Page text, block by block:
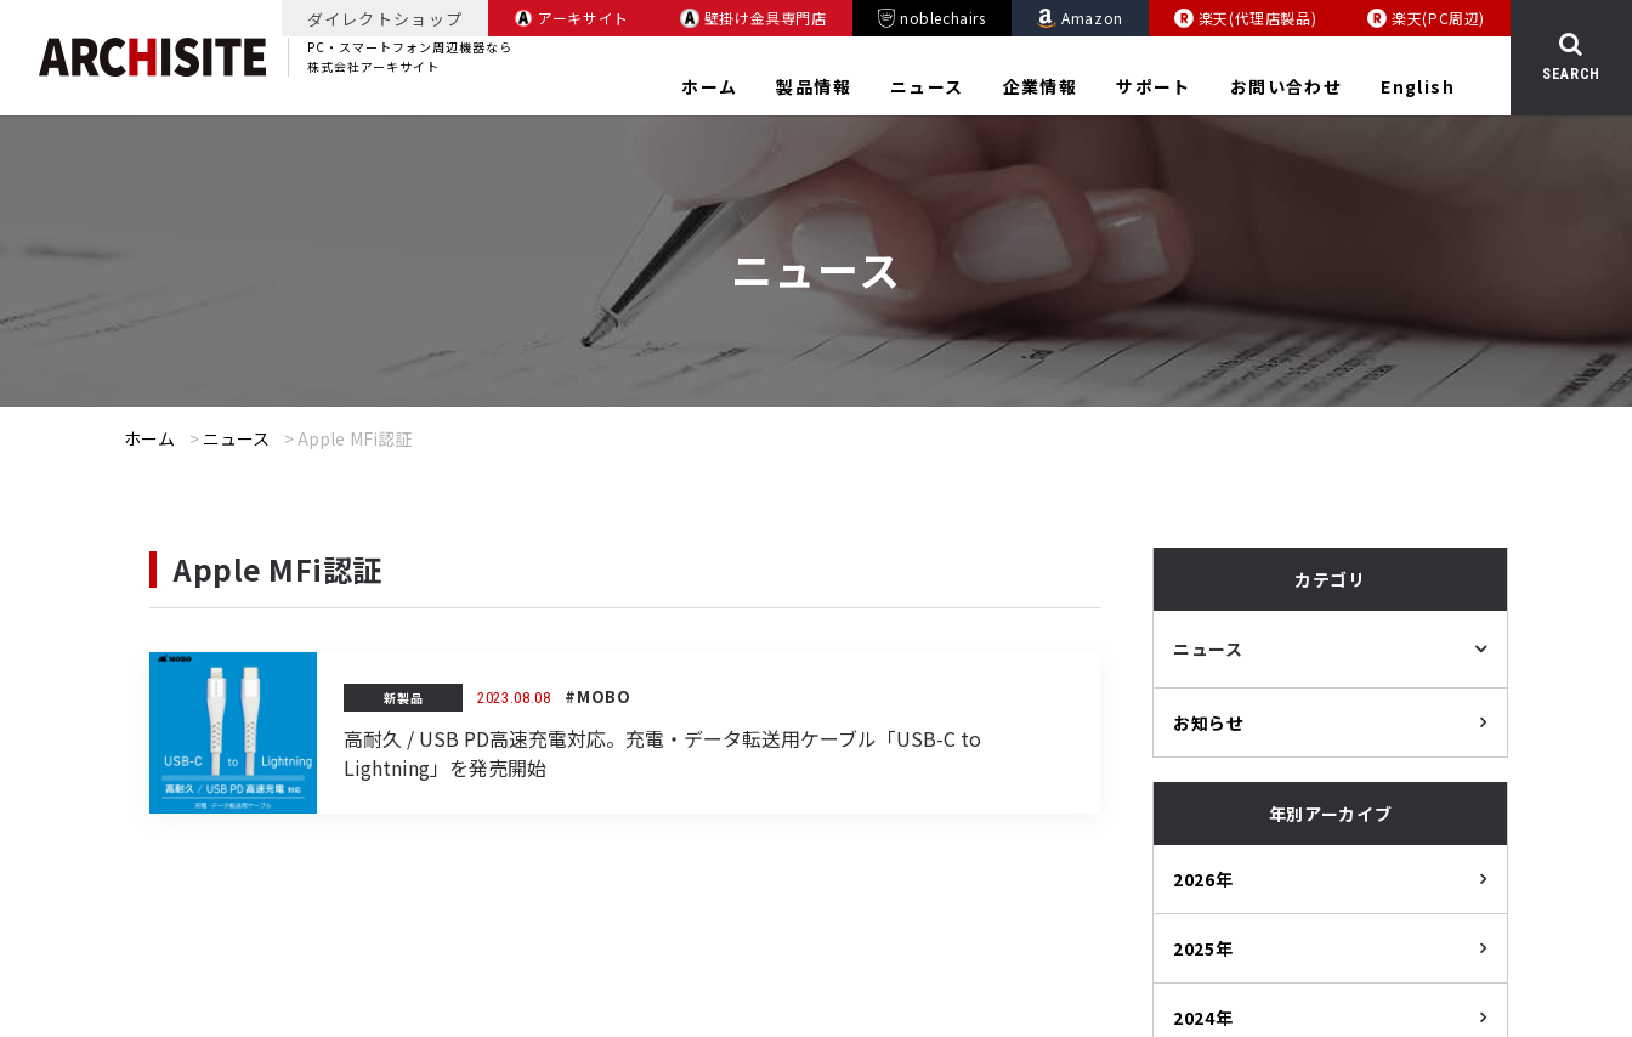
PC・スマートフォン周辺機器なら
株式会社アーキサイト
ダイレクトショップ アーキサイト 壁掛け金具専門店 noblechairs Amazon 楽天(代理店製品) 楽天(PC周辺)
ホーム 製品情報 ニュース 企業情報 サポート お問い合わせ English SEARCH
ニュース
ホーム > ニュース >Apple MFi認証
Apple MFi認証
新製品 2023.08.08 #MOBO
高耐久 / USB PD高速充電対応。充電・データ転送用ケーブル「USB-C to
Lightning」を発売開始
カテゴリ
ニュース
お知らせ
年別アーカイブ
2026年
2025年
2024年